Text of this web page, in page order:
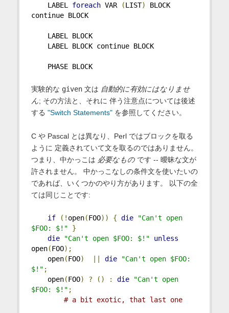
LABEL foreach VAR (LIST)
BLOCK
continue BLOCK
LABEL BLOCK
LABEL BLOCK continue BLOCK
PHASE BLOCK
実験的な given文は 自動的に有効にはなりませ
ん; その方法と、それに 伴う注意点については後述
する "Switch Statements"を参照してください。
C や Pascal とは異なり、Perl ではブロックを取る
ように 定義されていて文を取るのではありません。
つまり、中かっこは 必要なものです -- 曖昧な文が
許されません。 中かっこなしの条件文を使いたいの
であれば、いくつかのやり方があります。 以下の全
ては同じことです:
if (! open(FOO)) { die
"Can't open
$FOO: $!"
}
die
"Can't open $FOO: $!"
unless
open(FOO);
open(FOO) die
"Can't open $FOO:
$!" ;
open(FOO) ? () : die
"Can't open
$FOO: $!" ;
# a bit exotic, that last one